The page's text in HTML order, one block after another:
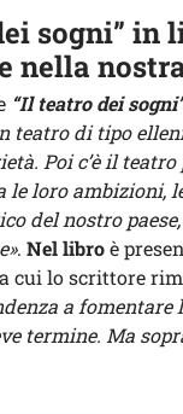
sogni” in
nella
“Il teatro dei
teatro di tipo
Poi c’è il
le loro ambizioni,
del nostro
. Nel libroè
cui lo scrittore
a
termine. Ma